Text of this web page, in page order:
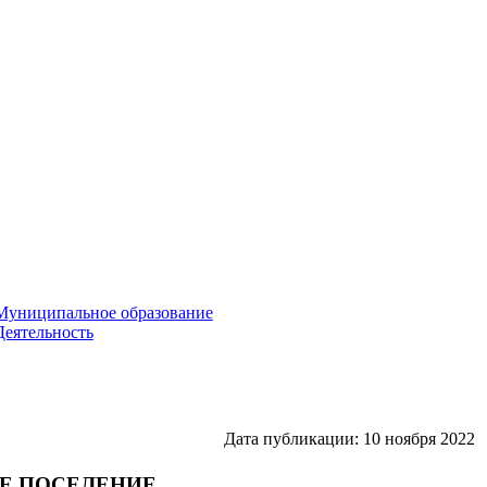
образование
Дата публикации: 10 ноября 2022